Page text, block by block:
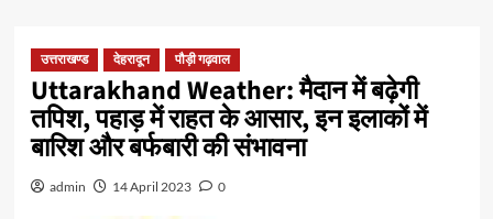
उत्तराखण्ड देहरादून पौड़ी गढ़वाल
Uttarakhand Weather: मैदान में बढ़ेगी
तपिश, पहाड़ में राहत के आसार, इन इलाकों में
बारिश और बर्फबारी की संभावना
admin 14 April 2023 0